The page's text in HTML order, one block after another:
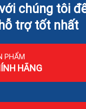
chúng tôi
hỗ trợ tốt nhất
PHẨM
HÃNG